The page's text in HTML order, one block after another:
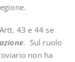
43 e 44 se
. Sul ruolo
non ha